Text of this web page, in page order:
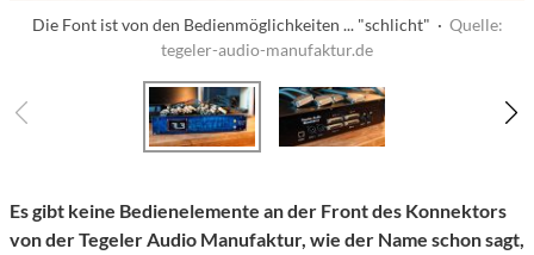
Die Font ist von den Bedienmöglichkeiten ... "schlicht" · Quelle:
tegeler-audio-manufaktur.de
Es gibt keine Bedienelemente an der Front des Konnektors
von der Tegeler Audio Manufaktur, wie der Name schon sagt,